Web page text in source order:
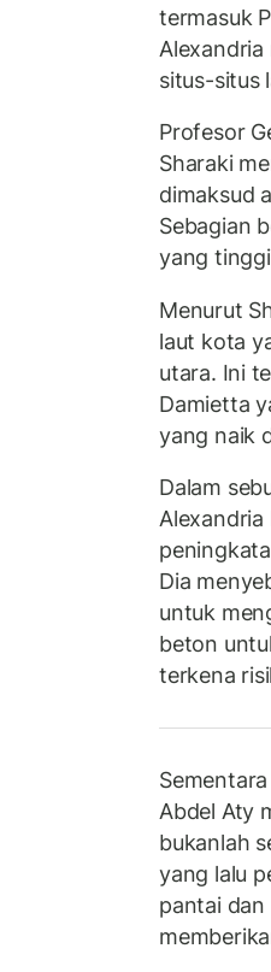
termasuk
Alexandria
situs-situs
Profesor
Sharaki
dimaksud
Sebagian
yang
Menurut
laut kota
utara. Ini
Damietta
yang naik
Dalam
Dia
untuk
beton
terkena
Abdel Aty
bukanlah
yang lalu
pantai dan